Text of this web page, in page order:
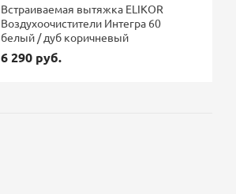
Встраиваемая вытяжка ELIKOR
Воздухоочистители Интегра 60
белый / дуб коричневый
6 290 руб.